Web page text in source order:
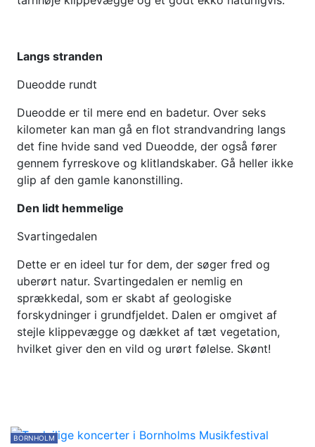
Langs stranden
Dueodde rundt
Dueodde er til mere end en badetur. Over seks
kilometer kan man gå en flot strandvandring langs
det fine hvide sand ved Dueodde, der også fører
gennem fyrreskove og klitlandskaber. Gå heller ikke
glip af den gamle kanonstilling.
Den lidt hemmelige
Svartingedalen
Dette er en ideel tur for dem, der søger fred og
uberørt natur. Svartingedalen er nemlig en
sprækkedal, som er skabt af geologiske
forskydninger i grundfjeldet. Dalen er omgivet af
stejle klippevægge og dækket af tæt vegetation,
hvilket giver den en vild og urørt følelse. Skønt!
BORNHOLM